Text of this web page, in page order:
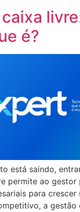
é?
está saindo,
permite ao gestor
para crescer
a